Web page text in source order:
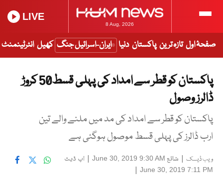
8 Aug, 2026
LIVE
صفحۂ اول تازہ ترین پاکستان دنیا ایران-اسرائیل جنگ کھیل انٹرٹینمنٹ
پاکستان کو قطر سے امداد کی پہلی قسط50 کروڑ
ڈالرز وصول
پاکستان کو قطر سے امداد کی مد میں ملنے والے تین
ارب ڈالرز کی پہلی قسط موصول ہوگئی ہے
ویب ڈیسک | شائع June 30, 2019 9:30 AM
| اپ ڈیٹ
June 30, 2019 7:11 PM
|